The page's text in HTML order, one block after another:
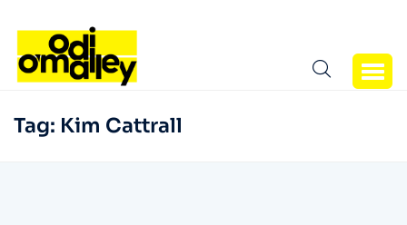
Tag: Kim Cattrall